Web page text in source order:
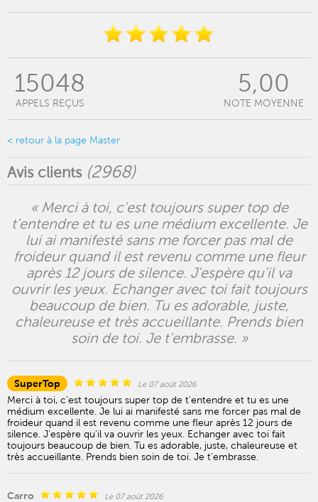
15048
APPELS REÇUS
5,00
NOTE MOYENNE
< retour à la page Master
Avis clients (2968)
« Merci à toi, c'est toujours super top de
t'entendre et tu es une médium excellente. Je
lui ai manifesté sans me forcer pas mal de
froideur quand il est revenu comme une fleur
après 12 jours de silence. J'espère qu'il va
ouvrir les yeux. Echanger avec toi fait toujours
beaucoup de bien. Tu es adorable, juste,
chaleureuse et très accueillante. Prends bien
soin de toi. Je t'embrasse. »
SuperTop Le 07 août 2026
Merci à toi, c'est toujours super top de t'entendre et tu es une
médium excellente. Je lui ai manifesté sans me forcer pas mal de
froideur quand il est revenu comme une fleur après 12 jours de
silence. J'espère qu'il va ouvrir les yeux. Echanger avec toi fait
toujours beaucoup de bien. Tu es adorable, juste, chaleureuse et
très accueillante. Prends bien soin de toi. Je t'embrasse.
Carro Le 07 août 2026